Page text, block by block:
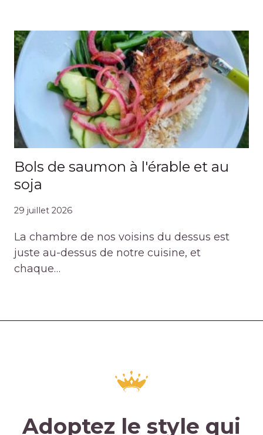
Bols de saumon à l'érable et au
soja
29 juillet 2026
La chambre de nos voisins du dessus est
juste au-dessus de notre cuisine, et
chaque…
Adoptez le style qui